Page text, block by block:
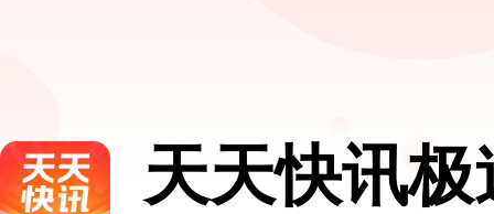
天天快讯极